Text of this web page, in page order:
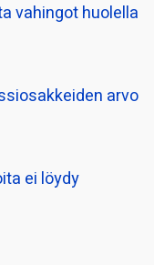
vahingot huolella
arvo
ei löydy